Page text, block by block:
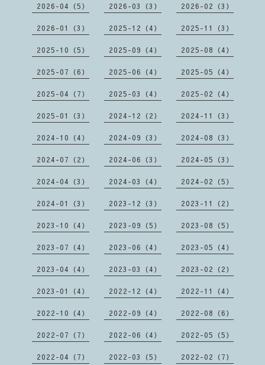
2026-04（5） 2026-03（3） 2026-02（3）
2026-01（3） 2025-12（4） 2025-11（3）
2025-10（5） 2025-09（4） 2025-08（4）
2025-07（6） 2025-06（4） 2025-05（4）
2025-04（7） 2025-03（4） 2025-02（4）
2025-01（3） 2024-12（2） 2024-11（3）
2024-10（4） 2024-09（3） 2024-08（3）
2024-07（2） 2024-06（3） 2024-05（3）
2024-04（3） 2024-03（4） 2024-02（5）
2024-01（3） 2023-12（3） 2023-11（2）
2023-10（4） 2023-09（5） 2023-08（5）
2023-07（4） 2023-06（4） 2023-05（4）
2023-04（4） 2023-03（4） 2023-02（2）
2023-01（4） 2022-12（4） 2022-11（4）
2022-10（4） 2022-09（4） 2022-08（6）
2022-07（7） 2022-06（4） 2022-05（5）
2022-04（7） 2022-03（5） 2022-02（7）